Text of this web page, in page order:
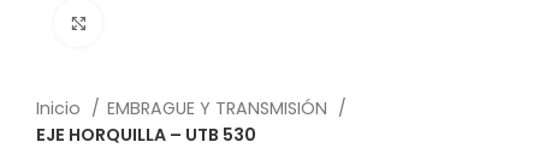
Inicio
EMBRAGUE Y TRANSMISIÓN
EJE HORQUILLA – UTB 530